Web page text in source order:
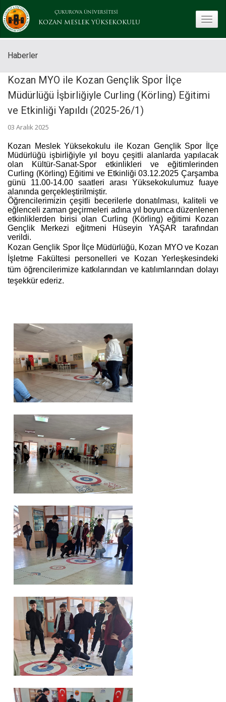
ÇUKUROVA ÜNİVERSİTESİ
KOZAN MESLEK YÜKSEKOKULU
Haberler
Kozan MYO ile Kozan Gençlik Spor İlçe
Müdürlüğü İşbirliğiyle Curling (Körling) Eğitimi
ve Etkinliği Yapıldı (2025-26/1)
03 Aralık 2025
Kozan Meslek Yüksekokulu ile Kozan Gençlik Spor İlçe
Müdürlüğü işbirliğiyle yıl boyu çeşitli alanlarda yapılacak
olan Kültür-Sanat-Spor etkinlikleri ve eğitimlerinden
Curling (Körling) Eğitimi ve Etkinliği 03.12.2025 Çarşamba
günü 11.00-14.00 saatleri arası Yüksekokulumuz fuaye
alanında gerçekleştirilmiştir.
Öğrencilerimizin çeşitli becerilerle donatılması, kaliteli ve
eğlenceli zaman geçirmeleri adına yıl boyunca düzenlenen
etkinliklerden birisi olan Curling (Körling) eğitimi Kozan
Gençlik Merkezi eğitmeni Hüseyin YAŞAR tarafından
verildi.
Kozan Gençlik Spor İlçe Müdürlüğü, Kozan MYO ve Kozan
İşletme Fakültesi personelleri ve Kozan Yerleşkesindeki
tüm öğrencilerimize katkılarından ve katılımlarından dolayı
teşekkür ederiz.